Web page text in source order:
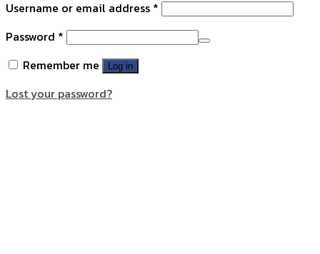
Username or email address *
Password *
Remember me
Log in
Lost your password?